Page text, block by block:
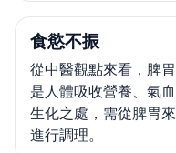
食慾不振
從中醫觀點來看，脾胃
是人體吸收營養、氣血
生化之處，需從脾胃來
進行調理。